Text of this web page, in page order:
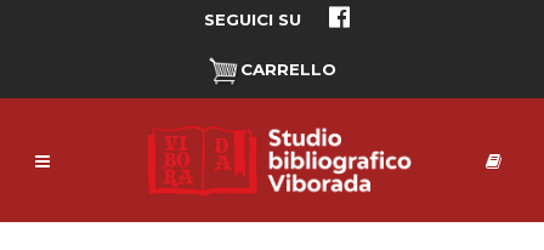
SEGUICI SU
CARRELLO